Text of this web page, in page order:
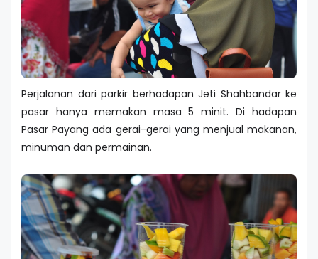
Perjalanan dari parkir berhadapan Jeti Shahbandar ke
pasar hanya memakan masa 5 minit. Di hadapan
Pasar Payang ada gerai-gerai yang menjual makanan,
minuman dan permainan.